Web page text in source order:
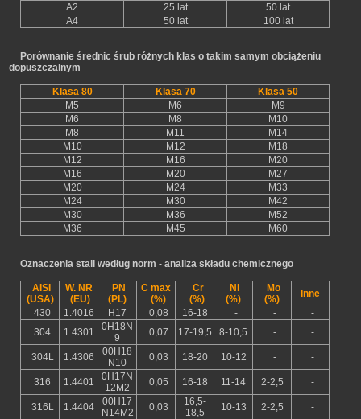
A2
25 lat
50 lat
A4
50 lat 100 lat
Porównanie średnic śrub różnych klas o takim samym obciążeniu
dopuszczalnym
Klasa 80 Klasa 70
Klasa 50
M5
M6
M9
M6
M8
M10
M8
M11
M14
M10
M12
M18
M12
M16
M20
M16
M20
M27
M20
M24
M33
M24
M30
M42
M30
M36
M52
M36
M45 M60
Oznaczenia stali według norm - analiza składu chemicznego
AISI
(USA)
W. NR
(EU)
PN
(PL)
C max
(%)
Cr
(%)
Ni
(%)
Mo
(%)
Inne
430
1.4016 H17 0,08 16-18 - -
-
304
1.4301
0H18N
9
0,07 17-19,5 8-10,5 - -
304L 1.4306
00H18
N10
0,03 18-20 10-12 - -
316 1.4401
0H17N
12M2
0,05 16-18 11-14 2-2,5 -
316L 1.4404
00H17
N14M2
0,03
16,5-
18,5
10-13 2-2,5 -